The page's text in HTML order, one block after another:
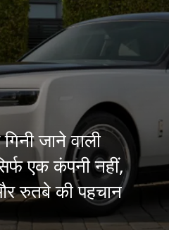
जाने वाली
एक कंपनी नहीं,
रुतबे की पहचान